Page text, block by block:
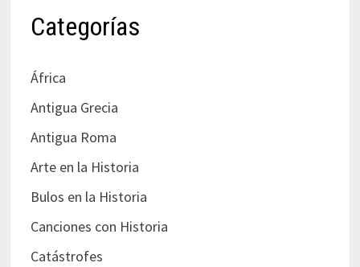
Categorías
África
Antigua Grecia
Antigua Roma
Arte en la Historia
Bulos en la Historia
Canciones con Historia
Catástrofes